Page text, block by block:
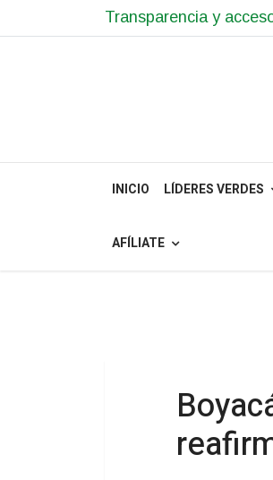
Transparencia y
INICIO LÍDERES VERDES
AFÍLIATE